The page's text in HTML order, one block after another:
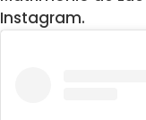
Instagram.